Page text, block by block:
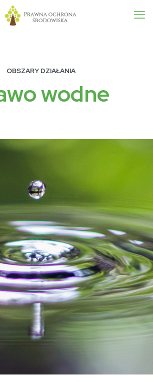
OBSZARY DZIAŁANIA
wodne